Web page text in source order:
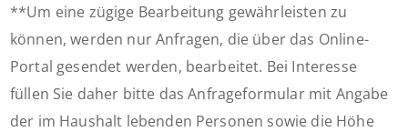
**Um eine zügige Bearbeitung gewährleisten zu
können, werden nur Anfragen, die über das Online-
Portal gesendet werden, bearbeitet. Bei Interesse
füllen Sie daher bitte das Anfrageformular mit Angabe
der im Haushalt lebenden Personen sowie die Höhe